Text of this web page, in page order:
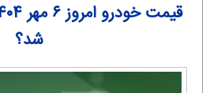
شد؟